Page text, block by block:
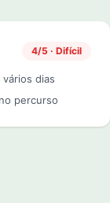
4/5 · Difícil
dias
percurso